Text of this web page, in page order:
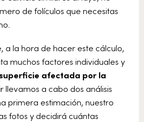
de folículos que necesitas
a la hora de hacer este cálculo,
muchos factores individuales y
afectada por la
llevamos a cabo dos análisis
primera estimación, nuestro
fotos y decidirá cuántas